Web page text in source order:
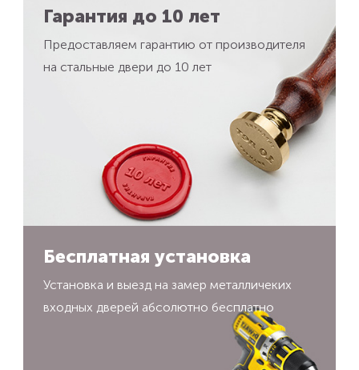
Гарантия до 10 лет
Предоставляем гарантию от производителя
на стальные двери до 10 лет
Бесплатная установка
Установка и выезд на замер металличеких
входных дверей абсолютно бесплатно